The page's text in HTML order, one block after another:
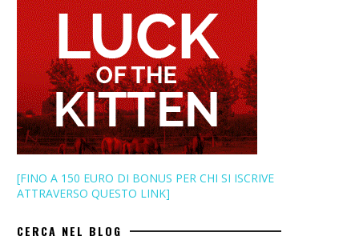
[FINO A 150 EURO DI BONUS PER CHI SI ISCRIVE
ATTRAVERSO QUESTO LINK]
CERCA NEL BLOG